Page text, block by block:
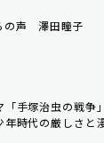
の声 澤田瞳子
「手塚治虫の戦
年時代の厳しさと